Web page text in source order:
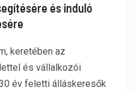
és induló
keretében az
és vállalkozói
év feletti álláskeresők